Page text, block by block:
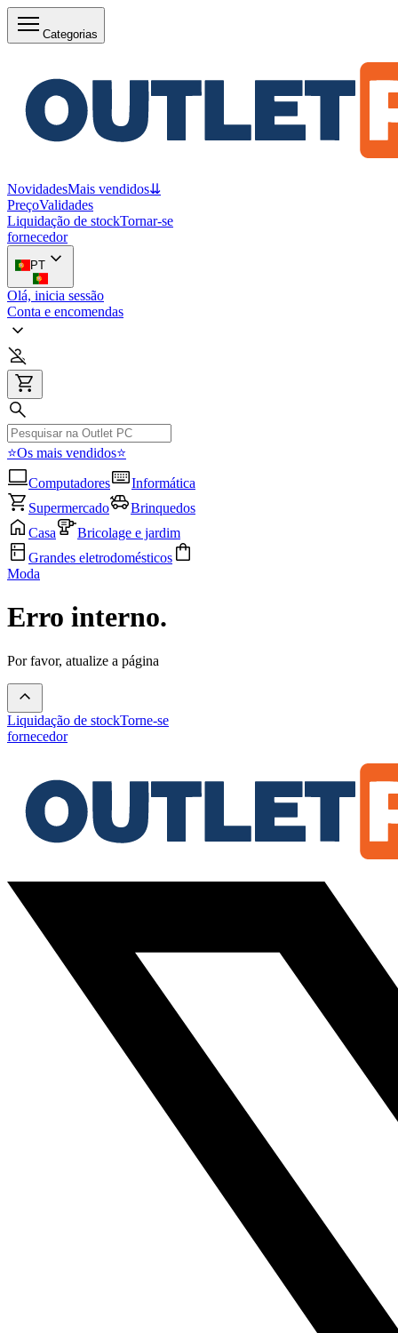
Categorias
NovidadesMais vendidos⇊
PreçoValidades
Liquidação de stockTornar-se
fornecedor
PT
Olá, inicia sessão
Conta e encomendas
⭐Os mais vendidos⭐
Computadores
Informática
Supermercado
Brinquedos
Casa
Bricolage e jardim
Grandes eletrodomésticos
Moda
Erro interno.
Por favor, atualize a página
Liquidação de stockTorne-se
fornecedor